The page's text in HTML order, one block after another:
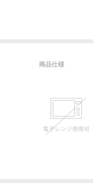
商品仕様